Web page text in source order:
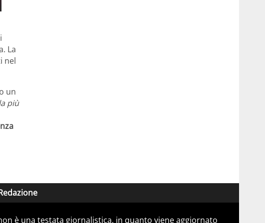
La
nel
un
più
è una testata giornalistica, in quanto viene aggiornato